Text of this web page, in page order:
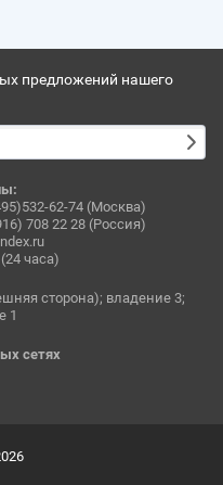
предложений нашего
62-74 (Москва)
708 22 28 (Россия)
часа)
сторона); владение 3;
1
сетях